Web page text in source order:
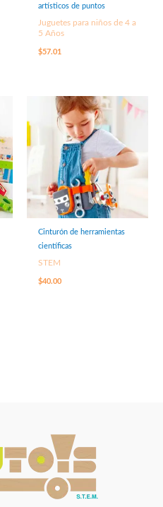
artísticos de puntos
Juguetes para niños de 4 a
5 Años
$57.01
Cinturón de herramientas
científicas
STEM
$40.00